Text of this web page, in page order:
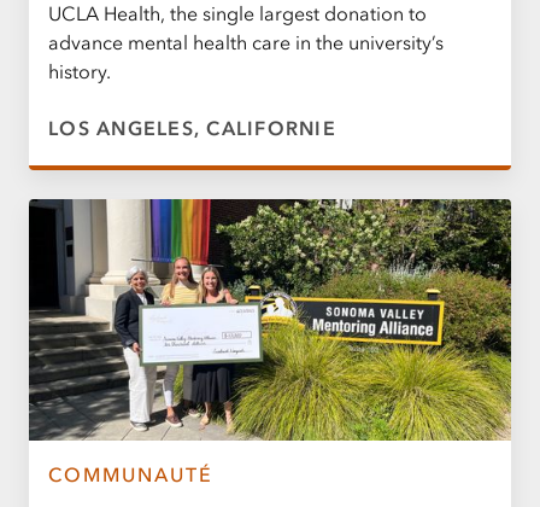
UCLA Health, the single largest donation to
advance mental health care in the university’s
history.
LOS ANGELES, CALIFORNIE
COMMUNAUTÉ